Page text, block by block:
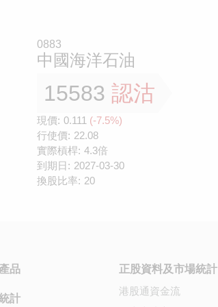
0883
中國海洋石油
15583 認沽
現價: 0.111 (-7.5%)
行使價: 22.08
實際槓桿: 4.3倍
到期日: 2027-03-30
換股比率: 20
品
計
正股資料及市場統計
港股通資金流